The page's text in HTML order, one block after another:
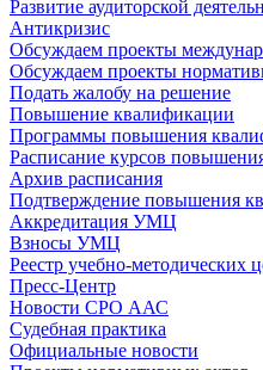
Развитие аудиторской
Антикризис
Обсуждаем проекты
Обсуждаем проекты
Подать жалобу на решение
Повышение квалификации
Программы повышения
Расписание курсов
Архив расписания
Подтверждение повышения
Аккредитация УМЦ
Взносы УМЦ
Реестр учебно-методических
Пресс-Центр
Новости СРО ААС
Судебная практика
Официальные новости